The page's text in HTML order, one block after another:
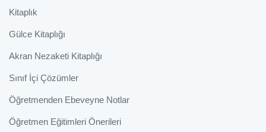
Kitaplık
Gülce Kitaplığı
Akran Nezaketi Kitaplığı
Sınıf İçi Çözümler
Öğretmenden Ebeveyne Notlar
Öğretmen Eğitimleri Önerileri